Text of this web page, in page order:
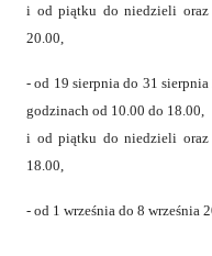
i od piątku do niedzieli oraz
20.00,
- od 19 sierpnia do 31
godzinach od 10.00 do 18.00,
i od piątku do niedzieli oraz
18.00,
- od 1 września do 8 września